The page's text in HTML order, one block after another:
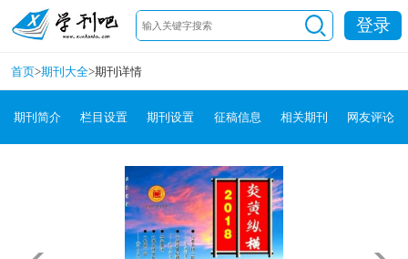
登录
首页>期刊大全>期刊详情
期刊简介 栏目设置 期刊设置 征稿信息 相关期刊 网友评论